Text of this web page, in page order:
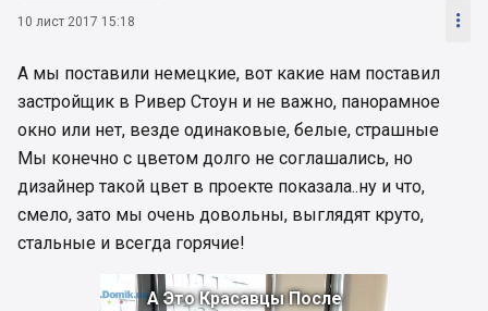
10 лист 2017 15:18 
А мы поставили немецкие, вот какие нам поставил
застройщик в Ривер Стоун и не важно, панорамное
окно или нет, везде одинаковые, белые, страшные
Мы конечно с цветом долго не соглашались, но
дизайнер такой цвет в проекте показала..ну и что,
смело, зато мы очень довольны, выглядят круто,
стальные и всегда горячие!
А Это Красавцы После